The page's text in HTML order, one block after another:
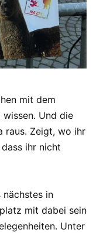
mit dem
Und die
raus. Zeigt, wo ihr
ihr nicht
nächstes in
mit dabei sein
Unter